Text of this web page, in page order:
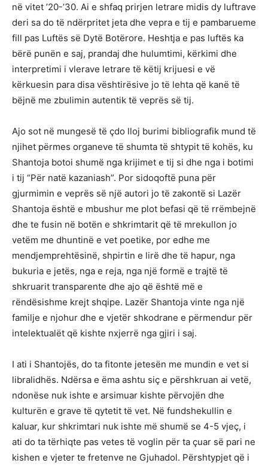
në vitet ’20-’30. Ai e shfaq prirjen letrare midis dy luftrave
deri sa do të ndërpritet jeta dhe vepra e tij e pambarueme
fill pas Luftës së Dytë Botërore. Heshtja e pas luftës ka
bërë punën e saj, prandaj dhe hulumtimi, kërkimi dhe
interpretimi i vlerave letrare të këtij krijuesi e vë
kërkuesin para disa vështirësive jo të lehta që kanë të
bëjnë me zbulimin autentik të veprës së tij.
Ajo sot në mungesë të çdo lloj burimi bibliografik mund të
njihet përmes organeve të shumta të shtypit të kohës, ku
Shantoja botoi shumë nga krijimet e tij si dhe nga i botimi
i tij “Për natë kazaniash”. Por sidoqoftë puna për
gjurmimin e veprës së një autori jo të zakontë si Lazër
Shantoja është e mbushur me plot befasi që të rrëmbejnë
dhe te fusin në botën e shkrimtarit që të mrekullon jo
vetëm me dhuntinë e vet poetike, por edhe me
mendjemprehtësinë, shpirtin e lirë dhe të hapur, nga
bukuria e jetës, nga e reja, nga një formë e trajtë të
shkruarit transparente dhe ajo që është më e
rëndësishme krejt shqipe. Lazër Shantoja vinte nga një
familje e njohur dhe e vjetër shkodrane e përmendur për
intelektualët që kishte nxjerrë nga gjiri i saj.
I ati i Shantojës, do ta fitonte jetesën me mundin e vet si
libralidhës. Ndërsa e ëma ashtu siç e përshkruan ai vetë,
ndonëse nuk ishte e arsimuar kishte përvojën dhe
kulturën e grave të qytetit të vet. Në fundshekullin e
kaluar, kur shkrimtari nuk ishte më shumë se 4-5 vjeç, i
ati do ta tërhiqte pas vetes të voglin për ta çuar së pari ne
kishen e vjeter te fretenve ne Gjuhadol. Përshtypjet që i